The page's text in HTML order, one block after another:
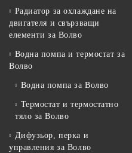
Радиатор за охлаждане на
двигателя и свързващи
елементи за Волво
Водна помпа и термостат за
Волво
Водна помпа за Волво
Термостат и термостатно
тяло за Волво
Дифузьор, перка и
управления за Волво